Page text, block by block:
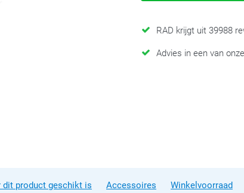
RAD krijgt uit 39988
Advies in een van
dit product geschikt is Accessoires Winkelvoorraad